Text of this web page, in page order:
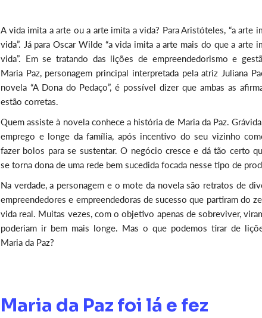
A vida imita a arte ou a arte imita a vida? Para Aristóteles, “a arte
vida”. Já para Oscar Wilde “a vida imita a arte mais do que a arte
vida”. Em se tratando das lições de empreendedorismo e
Maria Paz, personagem principal interpretada pela atriz Juliana
novela “A Dona do Pedaço”, é possível dizer que ambas as
estão corretas.
Quem assiste à novela conhece a história de Maria da Paz.
emprego e longe da família, após incentivo do seu vizinho
fazer bolos para se sustentar. O negócio cresce e dá tão certo
se torna dona de uma rede bem sucedida focada nesse tipo de
Na verdade, a personagem e o mote da novela são retratos de
empreendedores e empreendedoras de sucesso que partiram do
vida real. Muitas vezes, com o objetivo apenas de sobreviver,
poderiam ir bem mais longe. Mas o que podemos tirar de
Maria da Paz?
Maria da Paz foi lá e fez